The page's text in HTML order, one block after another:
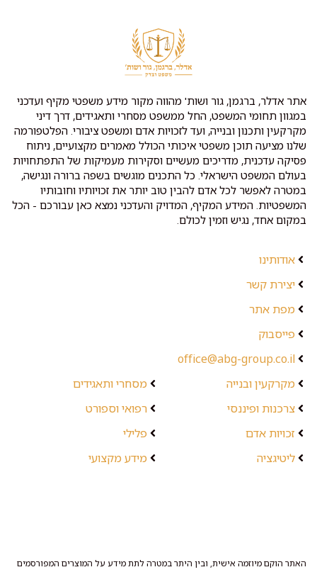
אתר אדלר, ברגמן, גור ושות' מהווה מקור מידע משפטי מקיף ועדכני
במגוון תחומי המשפט, החל ממשפט מסחרי ותאגידים, דרך דיני
מקרקעין ותכנון ובנייה, ועד לזכויות אדם ומשפט ציבורי. הפלטפורמה
שלנו מציעה תוכן משפטי איכותי הכולל מאמרים מקצועיים, ניתוח
פסיקה עדכנית, מדריכים מעשיים וסקירות מעמיקות של התפתחויות
בעולם המשפט הישראלי. כל התכנים מוגשים בשפה ברורה ונגישה,
במטרה לאפשר לכל אדם להבין טוב יותר את זכויותיו וחובותיו
המשפטיות. המידע המקיף, המדויק והעדכני נמצא כאן עבורכם - הכל
במקום אחד, נגיש וזמין לכולם.
אודותינו
יצירת קשר
מפת אתר
פייסבוק
office@abg-group.co.il
מקרקעין ובנייה
צרכנות ופיננסי
זכויות אדם
ליטיגציה
מסחרי ותאגידים
רפואי וספורט
פלילי
מידע מקצועי
האתר הוקם מיוזמה אישית, ובין היתר במטרה לתת מידע על המוצרים המפורסמים